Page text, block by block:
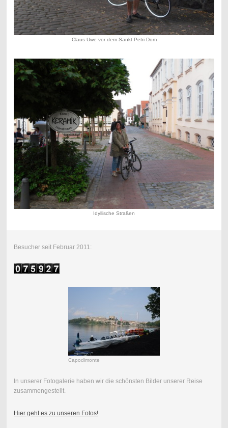
Claus-Uwe vor dem Sankt-Petri Dom
Idyllische Straßen
Besucher seit Februar 2011:
Capodimonte
In unserer Fotogalerie haben wir die schönsten Bilder unserer Reise
zusammengestellt.
Hier geht es zu unseren Fotos!